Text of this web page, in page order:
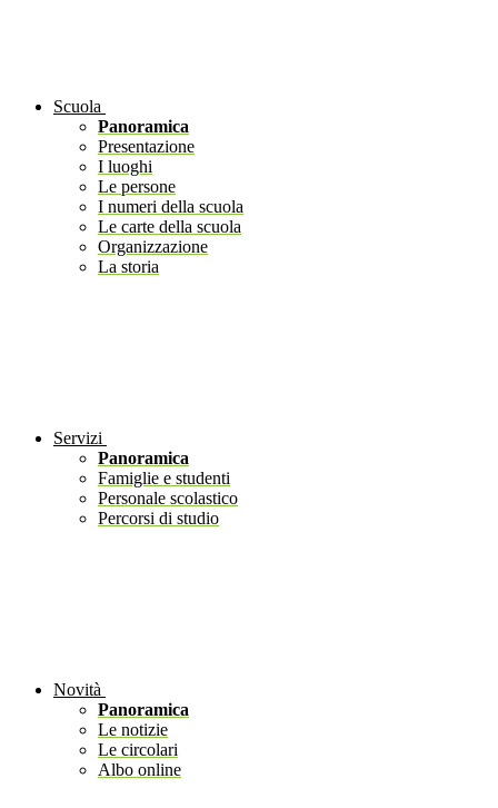
Scuola
Panoramica
Presentazione
I luoghi
Le persone
I numeri della scuola
Le carte della scuola
Organizzazione
La storia
Servizi
Panoramica
Famiglie e studenti
Personale scolastico
Percorsi di studio
Novità
Panoramica
Le notizie
Le circolari
Albo online